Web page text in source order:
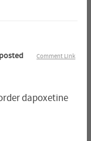
Comment Link
posted
dapoxetine